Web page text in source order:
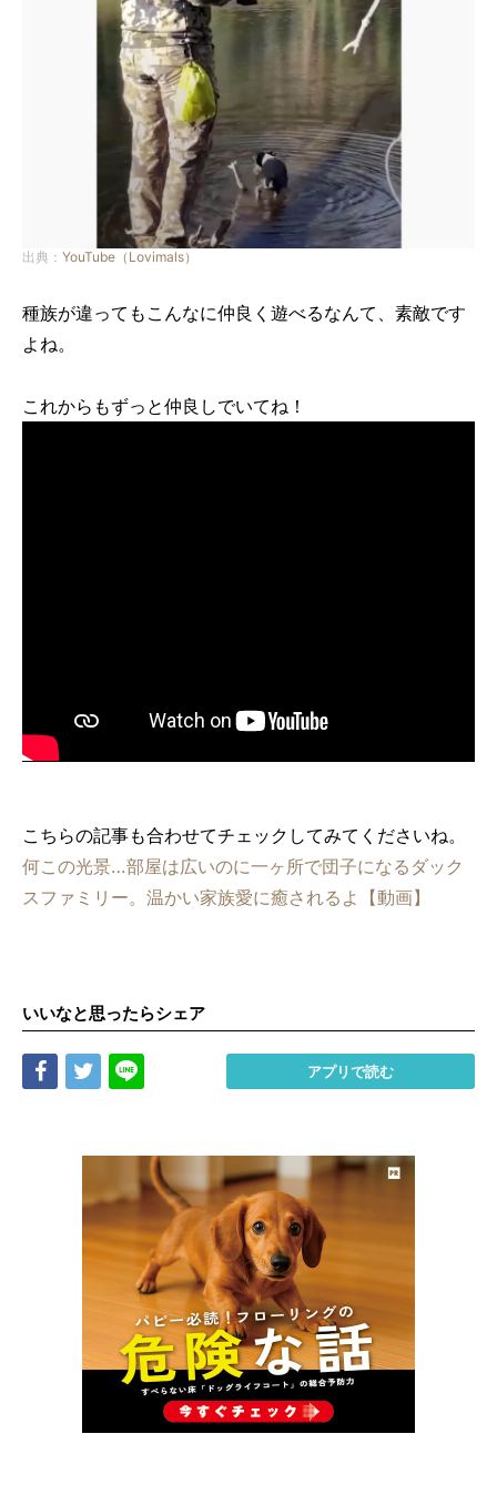
出典： YouTube（Lovimals）
種族が違ってもこんなに仲良く遊べるなんて、素敵です
よね。
これからもずっと仲良しでいてね！
こちらの記事も合わせてチェックしてみてくださいね。
何この光景…部屋は広いのに一ヶ所で団子になるダック
スファミリー。温かい家族愛に癒されるよ【動画】
いいなと思ったらシェア
Share Tweet アプリで読む